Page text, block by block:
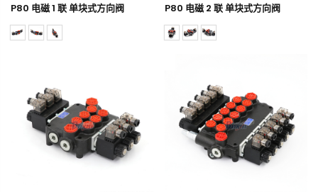
P80 电磁 1 联 单块式方向阀 P80 电磁 2 联 单块式方向阀